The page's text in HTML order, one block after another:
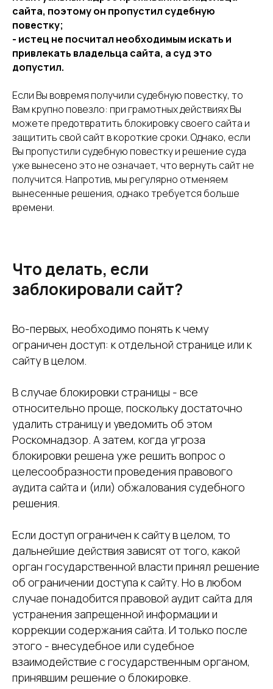
сайта, поэтому он пропустил судебную
повестку;
- истец не посчитал необходимым искать и
привлекать владельца сайта, а суд это
допустил.
Если Вы вовремя получили судебную повестку, то
Вам крупно повезло: при грамотных действиях Вы
можете предотвратить блокировку своего сайта и
защитить свой сайт в короткие сроки. Однако, если
Вы пропустили судебную повестку и решение суда
уже вынесено это не означает, что вернуть сайт не
получится. Напротив, мы регулярно отменяем
вынесенные решения, однако требуется больше
времени.
Что делать, если
заблокировали сайт?
Во-первых, необходимо понять к чему
ограничен доступ: к отдельной странице или к
сайту в целом.
В случае блокировки страницы - все
относительно проще, поскольку достаточно
удалить страницу и уведомить об этом
Роскомнадзор. А затем, когда угроза
блокировки решена уже решить вопрос о
целесообразности проведения правового
аудита сайта и (или) обжалования судебного
решения.
Если доступ ограничен к сайту в целом, то
дальнейшие действия зависят от того, какой
орган государственной власти принял решение
об ограничении доступа к сайту. Но в любом
случае понадобится правовой аудит сайта для
устранения запрещенной информации и
коррекции содержания сайта. И только после
этого - внесудебное или судебное
взаимодействие с государственным органом,
принявшим решение о блокировке.